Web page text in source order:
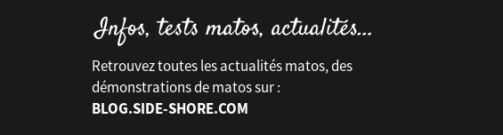
Retrouvez toutes les actualités matos, des
démonstrations de matos sur :
BLOG.SIDE-SHORE.COM